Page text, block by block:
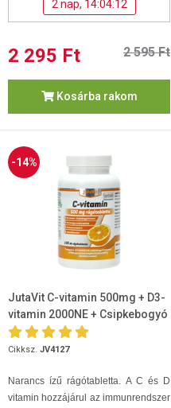
2 nap, 14:04:11
2 295 Ft 2 595 Ft
Kosárba rakom
-14%
JutaVit C-vitamin 500mg + D3-
vitamin 2000NE + Csipkebogyó
kivonat rágótabletta 100db
Cikksz. JV4127
Narancs ízű rágótabletta. A C és D
vitamin hozzájárul az immunrendszer